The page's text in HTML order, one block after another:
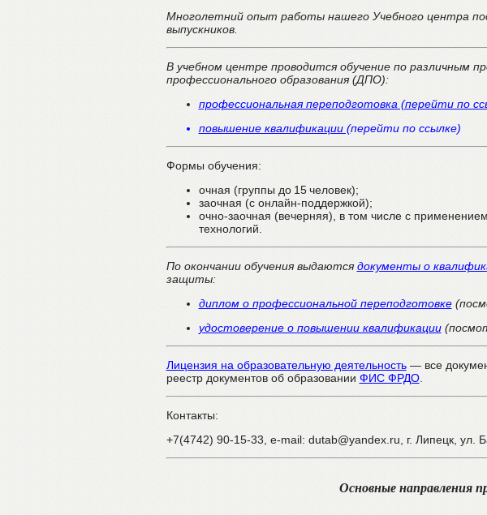
Многолетний опыт работы нашего Учебного центра
выпускников.
В учебном центре проводится обучение по различным
профессионального образования (ДПО):
профессиональная переподготовка (перейти по
повышение квалификации (перейти по ссылке)
Формы обучения:
очная (группы до 15 человек);
заочная (с онлайн‑поддержкой);
очно-заочная (вечерняя), в том числе с
технологий.
По окончании обучения выдаютсядокументы о
защиты:
диплом о профессиональной переподготовке
удостоверение о повышении квалификации
Лицензия на образовательную деятельность— все
реестр документов об образовании ФИС ФРДО.
Контакты:
+7(4742) 90-15-33, e-mail: dutab@yandex.ru, г. Липецк, ул.
Основные направления